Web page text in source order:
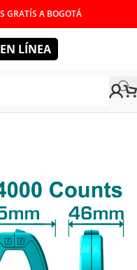
GRATÍS A BOGOTÁ
LÍNEA
DE MEDICION